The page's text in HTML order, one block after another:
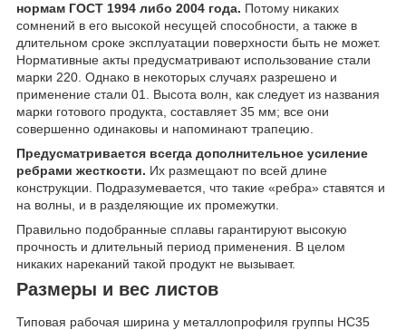
нормам ГОСТ 1994 либо 2004 года. Потому никаких
сомнений в его высокой несущей способности, а также в
длительном сроке эксплуатации поверхности быть не может.
Нормативные акты предусматривают использование стали
марки 220. Однако в некоторых случаях разрешено и
применение стали 01. Высота волн, как следует из названия
марки готового продукта, составляет 35 мм; все они
совершенно одинаковы и напоминают трапецию.
Предусматривается всегда дополнительное усиление
ребрами жесткости. Их размещают по всей длине
конструкции. Подразумевается, что такие «ребра» ставятся и
на волны, и в разделяющие их промежутки.
Правильно подобранные сплавы гарантируют высокую
прочность и длительный период применения. В целом
никаких нареканий такой продукт не вызывает.
Размеры и вес листов
Типовая рабочая ширина у металлопрофиля группы НС35